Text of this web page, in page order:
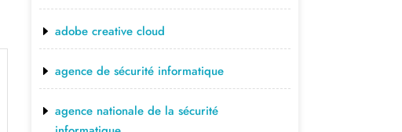
adobe creative cloud
agence de sécurité informatique
agence nationale de la sécurité